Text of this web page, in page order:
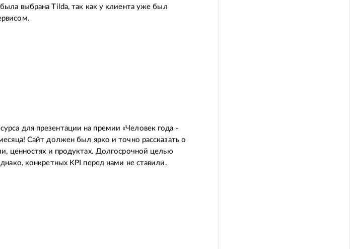
выбрана Tilda, так как у клиента уже был
для презентации на премии «Человек года -
Сайт должен был ярко и точно рассказать о
ценностях и продуктах. Долгосрочной целью
конкретных KPI перед нами не ставили.